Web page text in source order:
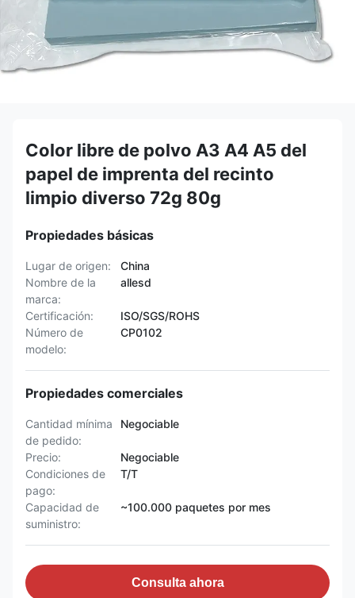
Color libre de polvo A3 A4 A5 del
papel de imprenta del recinto
limpio diverso 72g 80g
Propiedades básicas
Lugar de origen:
China
Nombre de la
marca:
allesd
Certificación:
ISO/SGS/ROHS
Número de
modelo:
CP0102
Propiedades comerciales
Cantidad mínima
de pedido:
Negociable
Precio:
Negociable
Condiciones de
pago:
T/T
Capacidad de
suministro:
~100.000 paquetes por mes
Consulta ahora